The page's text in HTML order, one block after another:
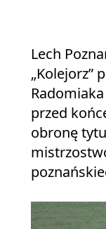
Lech
„Kolejorz”
przed
obronę